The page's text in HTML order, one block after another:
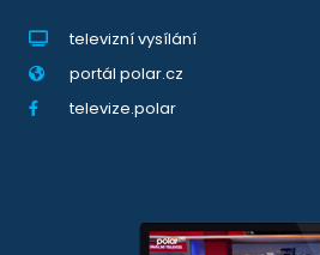
televizní vysílání
portál polar.cz
televize.polar